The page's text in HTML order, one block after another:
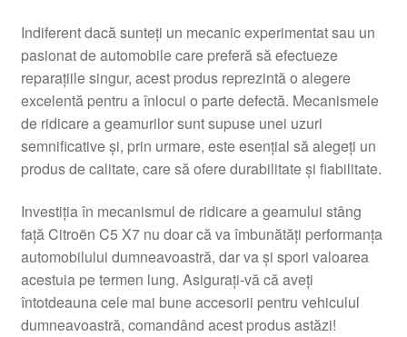
Livrare în toată lumea
Plângere
Plățile
Politică de confidențialitate
Procedura de reclamație
Termeni si conditii
Indiferent dacă sunteți un mecanic experimentat sau un
pasionat de automobile care preferă să efectueze
reparațiile singur, acest produs reprezintă o alegere
excelentă pentru a înlocui o parte defectă. Mecanismele
de ridicare a geamurilor sunt supuse unei uzuri
semnificative și, prin urmare, este esențial să alegeți un
produs de calitate, care să ofere durabilitate și fiabilitate.
Investiția în mecanismul de ridicare a geamului stâng
față Citroën C5 X7 nu doar că va îmbunătăți performanța
automobilului dumneavoastră, dar va și spori valoarea
acestuia pe termen lung. Asigurați-vă că aveți
întotdeauna cele mai bune accesorii pentru vehiculul
dumneavoastră, comandând acest produs astăzi!